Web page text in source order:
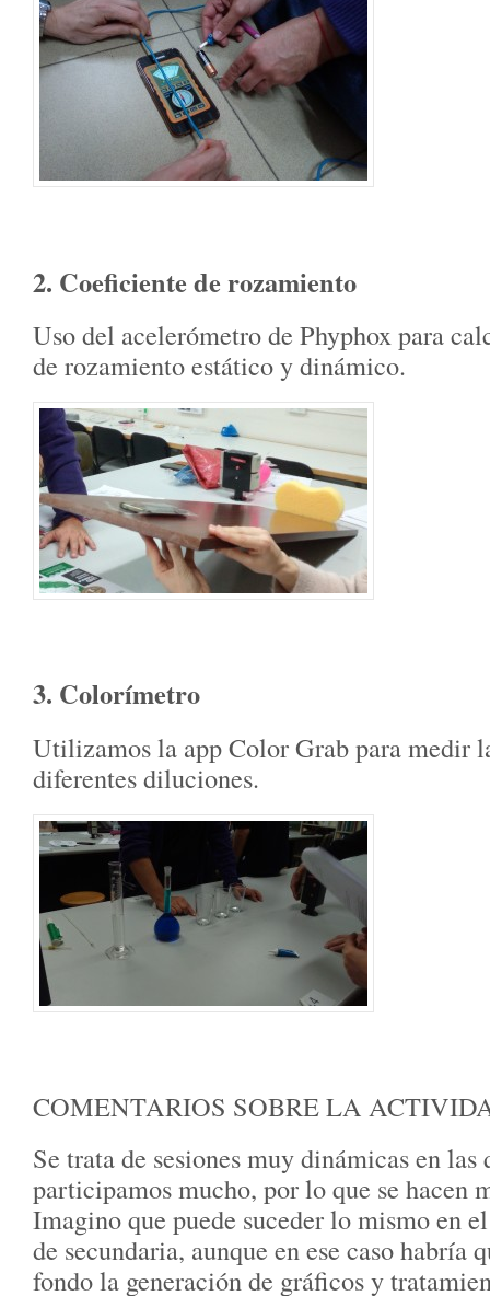
2. Coeficiente de rozamiento
Uso del acelerómetro de Phyphox para
de rozamiento estático y dinámico.
3. Colorímetro
Utilizamos la app Color Grab para medir
diferentes diluciones.
COMENTARIOS SOBRE LA
Se trata de sesiones muy dinámicas en las
participamos mucho, por lo que se hacen
Imagino que puede suceder lo mismo en
de secundaria, aunque en ese caso habría
fondo la generación de gráficos y